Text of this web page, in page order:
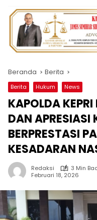
Beranda Berita
Berita Hukum News
KAPOLDA
DAN APRESIASI
BERPRESTASI
KESADARAN
Redaksi
3 Min
Februari 18, 2026